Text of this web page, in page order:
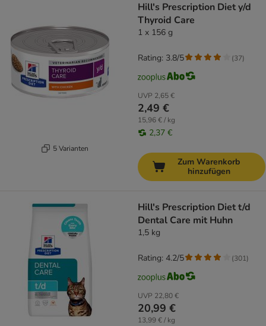
5 Varianten
Hill's Prescription Diet y/d
Thyroid Care
1 x 156 g
UVP 2,65 €
2,49 €
15,96 € / kg
2,37 €
Rating: 3.8/5 (37)
Zum Warenkorb
hinzufügen
Hill's Prescription Diet t/d
Dental Care mit Huhn
1,5 kg
UVP 22,80 €
20,99 €
13,99 € / kg
Rating: 4.2/5 (301)